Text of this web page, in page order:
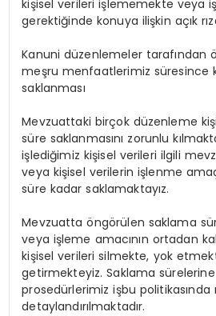
kişisel verileri işlememekte veya
gerektiğinde konuya ilişkin açık
Kanuni düzenlemeler tarafından
meşru menfaatlerimiz süresince
saklanması
Mevzuattaki birçok düzenleme
süre saklanmasını zorunlu
işlediğimiz kişisel verileri ilgili
veya kişisel verilerin işlenme
süre kadar saklamaktayız.
Mevzuatta öngörülen saklama
veya işleme amacının ortadan
kişisel verileri silmekte, yok
getirmekteyiz. Saklama
prosedürlerimiz işbu
detaylandırılmaktadır.